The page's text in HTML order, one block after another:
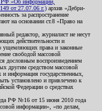
РФ «Об информации,
от 27.07.06 г.) архив «Дебри-
за распространение
на основании ст.8 «Право на
редактор, журналист не несут
действительности и
ущемляющих права и законные
свободой массовой
дословным воспроизведением
другим средством массовой
информация государственных,
установлено и привлечено к
Федерации о средствах
РФ №16 от 15 июня 2010 года
информации», «по делам,